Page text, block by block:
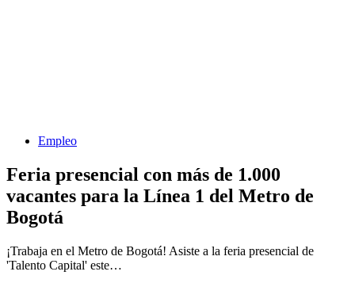
Empleo
Feria presencial con más de 1.000
vacantes para la Línea 1 del Metro de
Bogotá
¡Trabaja en el Metro de Bogotá! Asiste a la feria presencial de
'Talento Capital' este…